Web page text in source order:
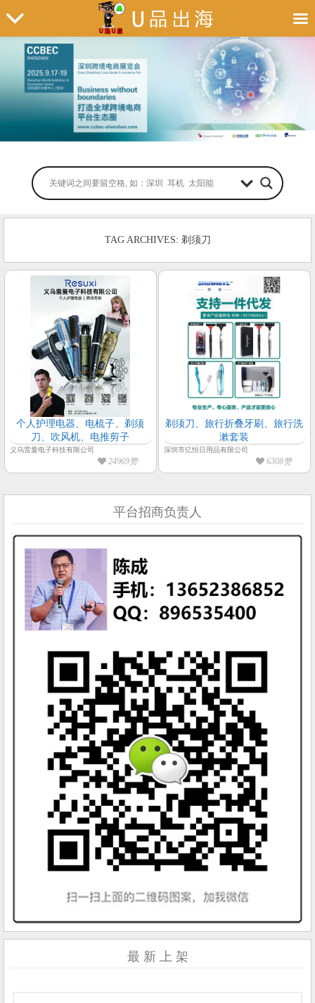
TAG ARCHIVES: 剃须刀
个人护理电器、电梳子、剃须
刀、吹风机、电推剪子
义乌雷曼电子科技有限公司
24969赞
剃须刀、旅行折叠牙刷、旅行洗
漱套装
深圳市亿恒日用品有限公司
6308赞
平台招商负责人
最 新 上 架